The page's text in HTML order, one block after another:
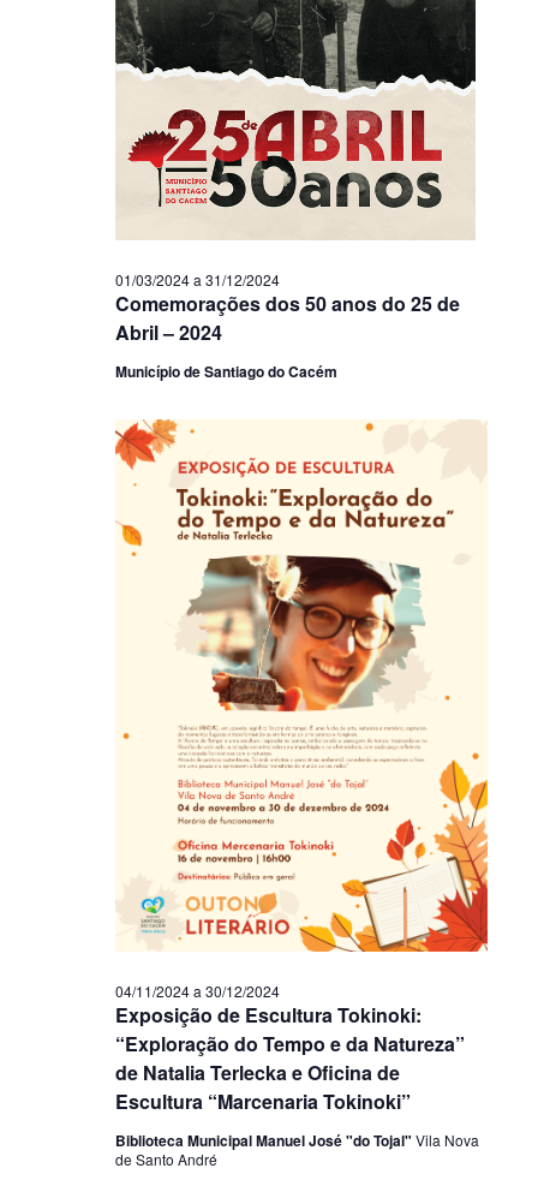
Comemorações dos 50 anos do 25 de
Abril – 2024
01/03/2024a 31/12/2024
Município de Santiago do Cacém
Exposição de Escultura Tokinoki:
“Exploração do Tempo e da Natureza”
de Natalia Terlecka e Oficina de
Escultura “Marcenaria Tokinoki”
04/11/2024a 30/12/2024
Biblioteca Municipal Manuel José "do Tojal" Vila Nova
de Santo André